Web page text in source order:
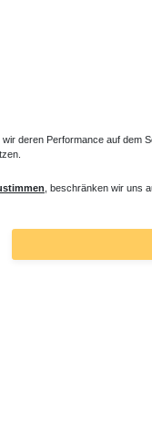
Duschwanne
34,65 € *
deren Performance auf dem
, beschränken wir uns